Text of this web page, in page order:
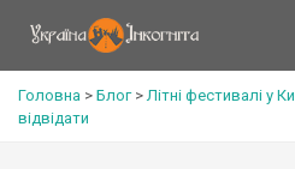
Головна > Блог>Літні фестивалі у
відвідати